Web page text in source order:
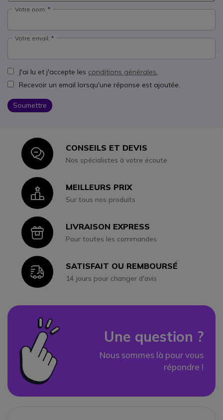
Votre nom:
Votre email:
J'ai lu et j'accepte les conditions générales.
Recevoir un email lorsqu'une réponse est ajoutée.
Soumettre
IconCONSEILS ET DEVIS
Nos spécialistes à votre écoute
IconMEILLEURS PRIX
Sur tous nos produits
IconLIVRAISON EXPRESS
Pour toutes les commandes
IconSATISFAIT OU REMBOURSÉ
14 jours pour changer d'avis
Une question ?
Nous sommes là pour vous
répondre !